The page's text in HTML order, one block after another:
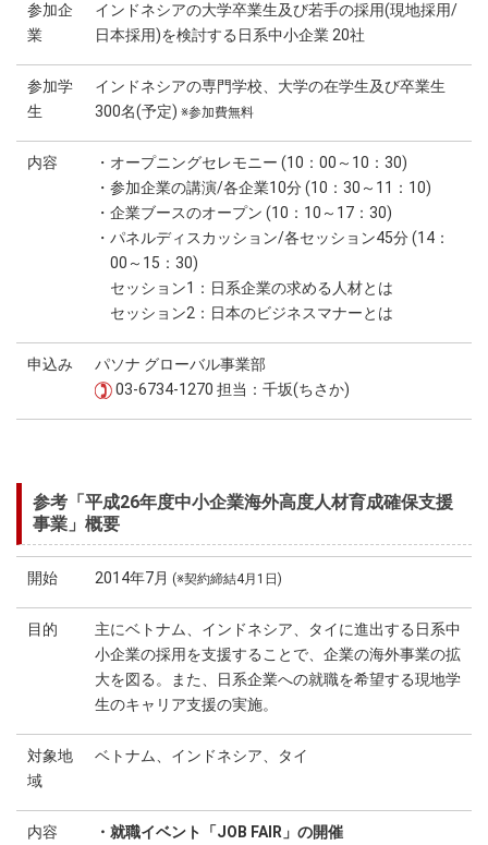
参加企
業
インドネシアの大学卒業生及び若手の採用(現地採用/
日本採用)を検討する日系中小企業 20社
参加学
生
インドネシアの専門学校、大学の在学生及び卒業生
300名(予定) ※参加費無料
内容
・オープニングセレモニー (10：00～10：30)
・参加企業の講演/各企業10分 (10：30～11：10)
・企業ブースのオープン (10：10～17：30)
・パネルディスカッション/各セッション45分 (14：
00～15：30)
セッション1：日系企業の求める人材とは
セッション2：日本のビジネスマナーとは
申込み
パソナ グローバル事業部
03-6734-1270 担当：千坂(ちさか)
参考「平成26年度中小企業海外高度人材育成確保支援
事業」概要
開始 2014年7月 (※契約締結4月1日)
目的
主にベトナム、インドネシア、タイに進出する日系中
小企業の採用を支援することで、企業の海外事業の拡
大を図る。また、日系企業への就職を希望する現地学
生のキャリア支援の実施。
対象地
域
ベトナム、インドネシア、タイ
内容
・就職イベント「JOB FAIR」の開催